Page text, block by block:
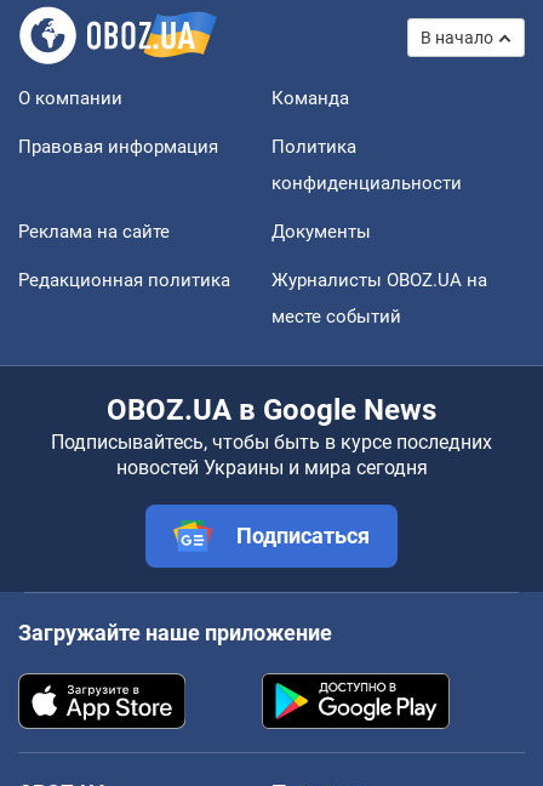
В начало
О компании Команда
Правовая информация
Политика
конфиденциальности
Реклама на сайте Документы
Редакционная политика
Журналисты OBOZ.UA на
месте событий
OBOZ.UA в Google News
Подписывайтесь, чтобы быть в курсе последних
новостей Украины и мира сегодня
Подписаться
Загружайте наше приложение